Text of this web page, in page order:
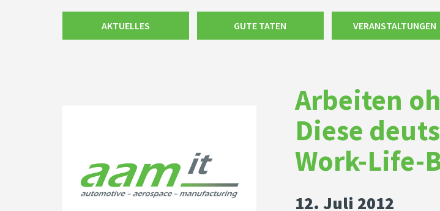
AKTUELLES GUTE TATEN VERANSTALTUNGEN
Arbeiten
Diese
Work-Life-
12. Juli 2012